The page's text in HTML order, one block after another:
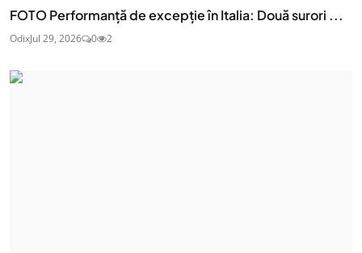
FOTO Performanță de excepție în Italia: Două surori ...
OdixJul 29, 2026 0 2